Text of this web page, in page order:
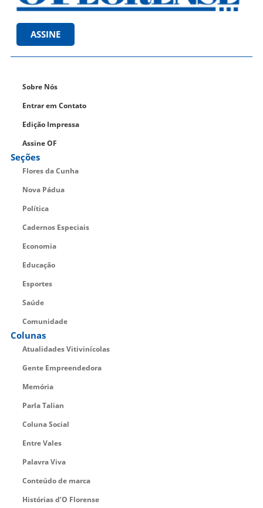
ASSINE
Sobre Nós
Entrar em Contato
Edição Impressa
Assine OF
Seções
Flores da Cunha
Nova Pádua
Política
Cadernos Especiais
Economia
Educação
Esportes
Saúde
Comunidade
Colunas
Atualidades Vitivinícolas
Gente Empreendedora
Memória
Parla Talian
Coluna Social
Entre Vales
Palavra Viva
Conteúdo de marca
Histórias d’O Florense